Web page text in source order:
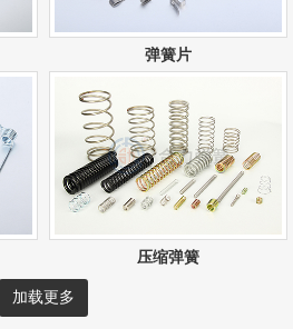
弹簧片
压缩弹簧
加载更多